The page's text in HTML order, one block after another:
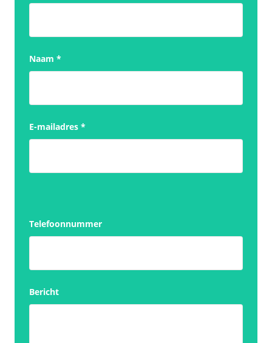
Naam *
E-mailadres *
Telefoonnummer
Bericht